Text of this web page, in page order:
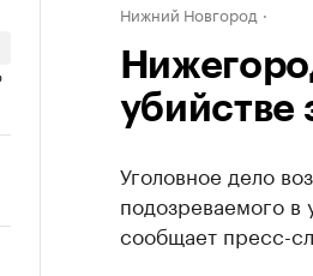
Нижний Новгород
убийстве
Уголовное дело
подозреваемого в
сообщает пресс-